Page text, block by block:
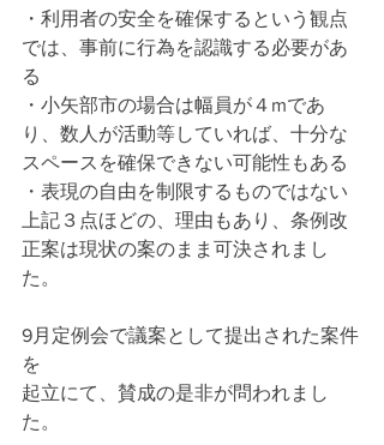
・利用者の安全を確保するという観点
では、事前に行為を認識する必要があ
る
・小矢部市の場合は幅員が４mであ
り、数人が活動等していれば、十分な
スペースを確保できない可能性もある
・表現の自由を制限するものではない
上記３点ほどの、理由もあり、条例改
正案は現状の案のまま可決されまし
た。
9月定例会で議案として提出された案件
を
起立にて、賛成の是非が問われまし
た。